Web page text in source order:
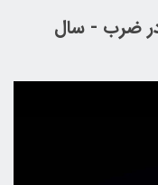
ضرب - سال